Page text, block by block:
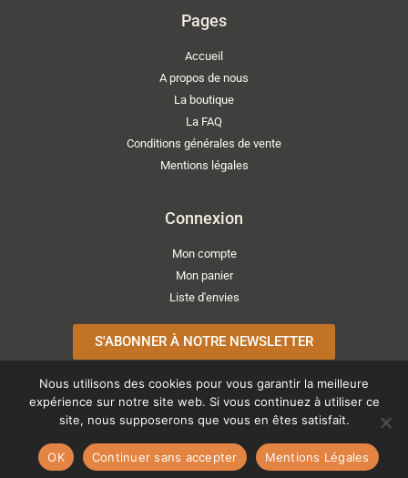
Pages
Accueil
A propos de nous
La boutique
La FAQ
Conditions générales de vente
Mentions légales
Connexion
Mon compte
Mon panier
Liste d'envies
S'ABONNER À NOTRE NEWSLETTER
Copyright © 2026 ATELIER LÉONIE
Paiements acceptés :
Nous utilisons des cookies pour vous garantir la meilleure
expérience sur notre site web. Si vous continuez à utiliser ce
site, nous supposerons que vous en êtes satisfait.
OK Continuer sans accepter Mentions Légales